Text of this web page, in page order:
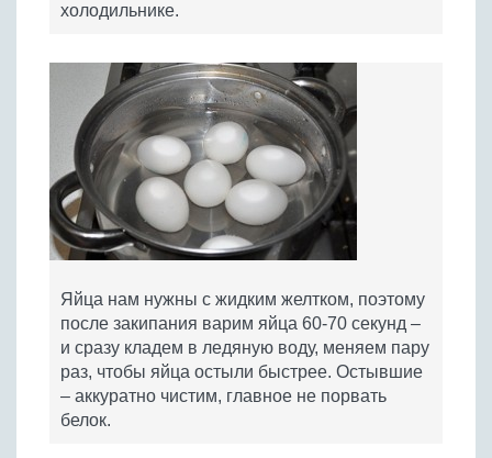
холодильнике.
Яйца нам нужны с жидким желтком, поэтому
после закипания варим яйца 60-70 секунд –
и сразу кладем в ледяную воду, меняем пару
раз, чтобы яйца остыли быстрее. Остывшие
– аккуратно чистим, главное не порвать
белок.